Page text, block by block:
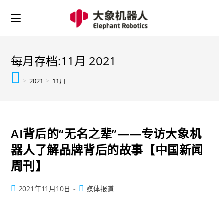
每月存档:11月 2021
> 2021 > 11月
AI背后的“无名之辈”——专访大象机
器人了解品牌背后的故事【中国新闻
周刊】
2021年11月10日 媒体报道